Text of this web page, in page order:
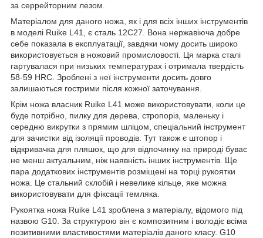
за серрейторним лезом.
Матеріалом для даного ножа, як і для всіх інших інструментів
в моделі Ruike L41, є сталь 12С27. Вона нержавіюча добре
себе показала в експлуатації, завдяки чому досить широко
використовується в ножовий промисловості. Ця марка сталі
гартувалася при низьких температурах і отримала твердість
58-59 HRC. Зроблені з неї інструменти досить довго
залишаються гострими після кожної заточування.
Крім ножа власник Ruike L41 може використовувати, коли це
буде потрібно, пилку для дерева, стропоріз, маленьку і
середню викрутки з прямим шліцом, спеціальний інструмент
для зачистки від ізоляції проводів. Тут також є штопор і
відкривачка для пляшок, що для відпочинку на природі буває
не менш актуальним, ніж наявність інших інструментів. Ще
пара додаткових інструментів розміщені на торці рукоятки
ножа. Це стальний склобій і невелике кільце, яке можна
використовувати для фіксації темляка.
Рукоятка ножа Ruike L41 зроблена з матеріалу, відомого під
назвою G10. За структурою він є композитним і володіє всіма
позитивними властивостями матеріалів даного класу. G10